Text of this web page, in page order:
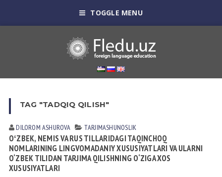
TOGGLE MENU
TAG "TADQIQ QILISH"
DILOROM ASHUROVA TАRJIMАSHUNOSLIK
OʻZBEK, NEMIS VA RUS TILLARIDAGI TAQINCHOQ
NOMLARINING LINGVOMADANIY XUSUSIYATLARI VA ULARNI
O‘ZBEK TILIDAN TARJIMA QILISHNING O‘ZIGA XOS
XUSUSIYATLARI